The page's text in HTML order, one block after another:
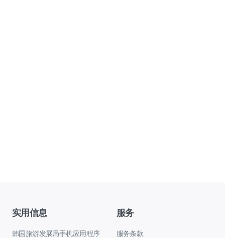
实用信息
韩国旅游发展局手机应用程序
服务
服务条款